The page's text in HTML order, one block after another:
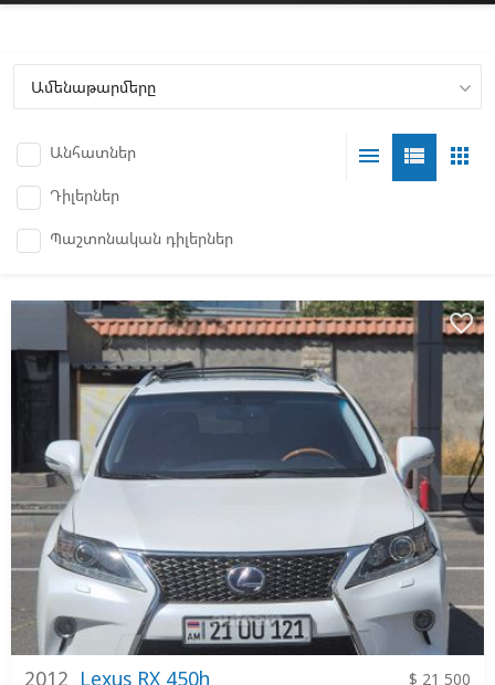
Անհատներ
Դիլերներ
Պաշտոնական դիլերներ
apps
view_list
menu
2012 Lexus RX 450h
$ 21 500
favorite_border